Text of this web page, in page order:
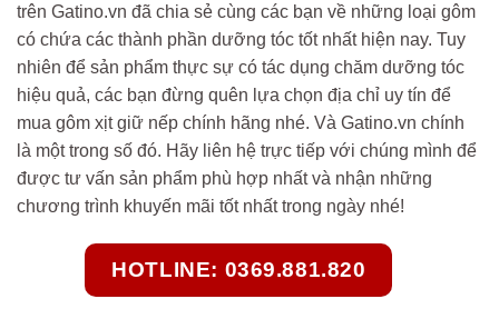
trên Gatino.vn đã chia sẻ cùng các bạn về những loại gôm
có chứa các thành phần dưỡng tóc tốt nhất hiện nay. Tuy
nhiên để sản phẩm thực sự có tác dụng chăm dưỡng tóc
hiệu quả, các bạn đừng quên lựa chọn địa chỉ uy tín để
mua gôm xịt giữ nếp chính hãng nhé. Và Gatino.vn chính
là một trong số đó. Hãy liên hệ trực tiếp với chúng mình để
được tư vấn sản phẩm phù hợp nhất và nhận những
chương trình khuyến mãi tốt nhất trong ngày nhé!
HOTLINE: 0369.881.820